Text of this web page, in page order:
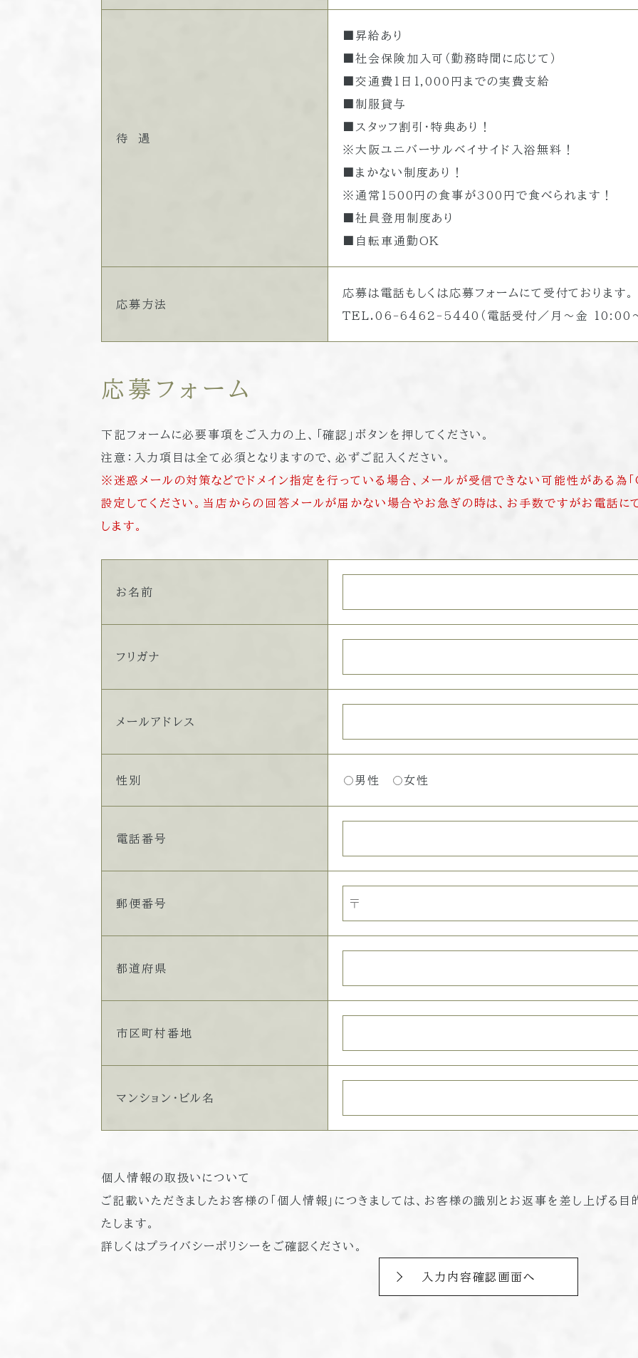
待 遇
■昇給あり
■社会保険加入可（勤務時間に応じて）
■交通費1日1,000円までの実費支給
■制服貸与
■スタッフ割引・特典あり！
※大阪ユニバーサルベイサイド入浴無料！
■まかない制度あり！
※通常1500円の食事が300円で食べられます！
■社員登用制度あり
■自転車通勤OK
応募方法
応募は電話もしくは応募フォームにて受付ております。
TEL.06-6462-5440（電話受付／月～金 10:00
応募フォーム
下記フォームに必要事項をご入力の上、「確認」ボタンを押してください。
注意：入力項目は全て必須となりますので、必ずご記入ください。
※迷惑メールの対策などでドメイン指定を行っている場合、メールが受信できない可能性があ
設定してください。当店からの回答メールが届かない場合やお急ぎの時は、お手数ですがお電話に
します。
お名前
フリガナ
メールアドレス
性別 男性 女性
電話番号
郵便番号
都道府県
市区町村番地
マンション・ビル名
個人情報の取扱いについて
ご記載いただきましたお客様の「個人情報」につきましては、お客様の識別とお返事を差し上げる
たします。
詳しくは プライバシーポリシーをご確認ください。
入力内容確認画面へ